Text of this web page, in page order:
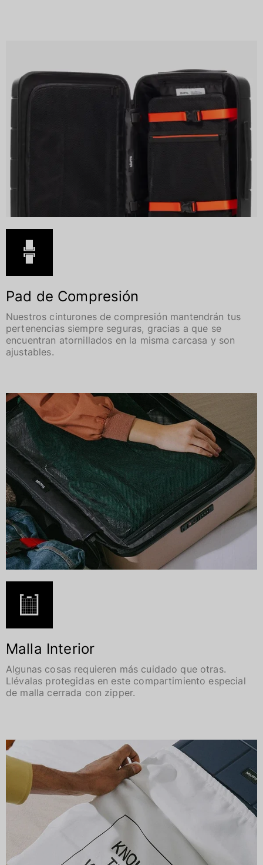
Pad de Compresión
Nuestros cinturones de compresión mantendrán tus
pertenencias siempre seguras, gracias a que se
encuentran atornillados en la misma carcasa y son
ajustables.
Malla Interior
Algunas cosas requieren más cuidado que otras.
Llévalas protegidas en este compartimiento especial
de malla cerrada con zipper.